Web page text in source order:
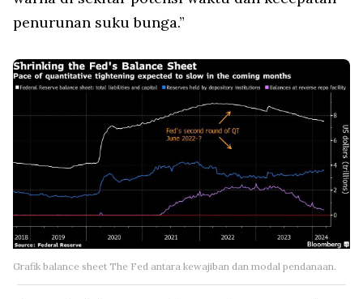
penurunan suku bunga.”
Grafik balance sheet The Fed antara kewajiban dan modal pendanaan.